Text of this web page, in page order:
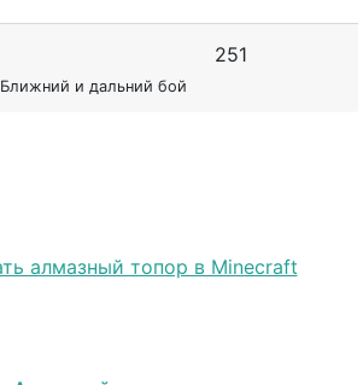
251
Ближний и дальний бой